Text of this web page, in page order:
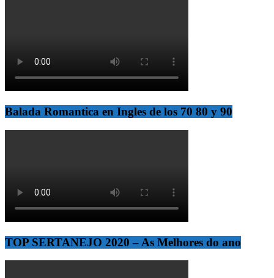
Balada Romantica en Ingles de los 70 80 y 90
TOP SERTANEJO 2020 – As Melhores do ano